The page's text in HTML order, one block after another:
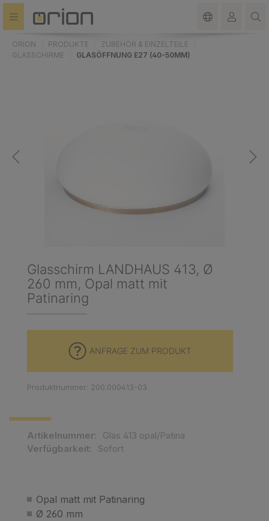
springen
ORION PRODUKTE
ZUBEHÖR & EINZELTEILE
GLASSCHIRME
GLASÖFFNUNG E27 (40-50MM)
Glasschirm LANDHAUS 413, Ø
260 mm, Opal matt mit
Patinaring
Opal matt mit Patinaring
Ø 260 mm
Artikelnummer:
Glas 413 opal/Patina
Verfügbarkeit:
Sofort
ANFRAGE ZUM PRODUKT
Produktnummer: 200.000413-03